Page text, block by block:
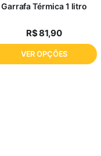
Garrafa Térmica 1 litro
R$81,90
VER OPÇÕES